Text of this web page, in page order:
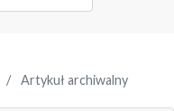
Artykuł archiwalny